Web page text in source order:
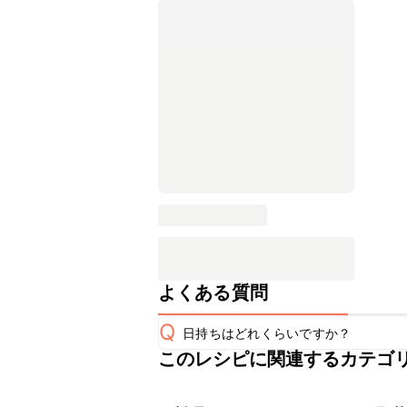
よくある質問
Q 日持ちはどれくらいですか？
保存期間は冷蔵で翌日中が目安です
このレシピに関連するカテゴ